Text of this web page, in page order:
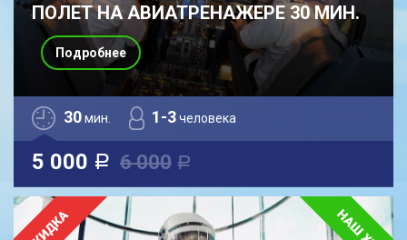
ПОЛЕТ НА АВИАТРЕНАЖЕРЕ 30 МИН.
30мин. 1-3человека
5 000 a 6 000 a
Подробнее